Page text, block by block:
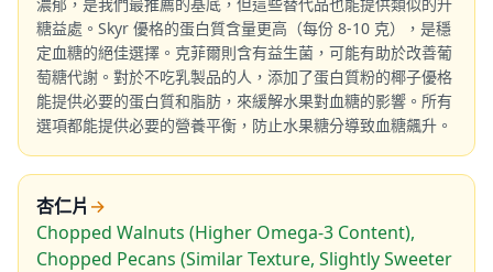
糖益處。Skyr 優格的蛋白質含量更高（每份 8-10 克），是穩
定血糖的絕佳選擇。克菲爾則含有益生菌，可能有助於改善葡
萄糖代謝。對於不吃乳製品的人，添加了蛋白質粉的椰子優格
能提供必要的蛋白質和脂肪，來緩解水果對血糖的影響。所有
選項都能提供必要的營養平衡，防止水果糖分導致血糖飆升。
杏仁片 →
Chopped Walnuts (Higher Omega-3 Content),
Chopped Pecans (Similar Texture, Slightly Sweeter